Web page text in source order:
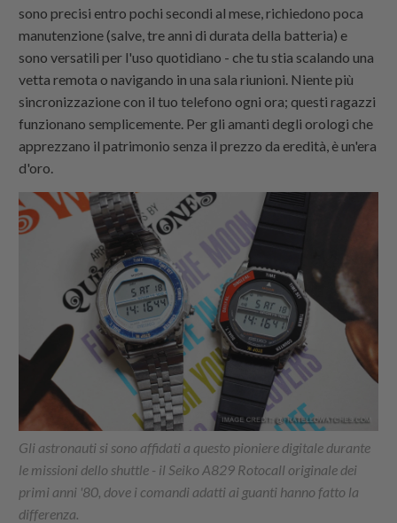
sono precisi entro pochi secondi al mese, richiedono poca
manutenzione (salve, tre anni di durata della batteria) e
sono versatili per l'uso quotidiano - che tu stia scalando una
vetta remota o navigando in una sala riunioni. Niente più
sincronizzazione con il tuo telefono ogni ora; questi ragazzi
funzionano semplicemente. Per gli amanti degli orologi che
apprezzano il patrimonio senza il prezzo da eredità, è un'era
d'oro.
Gli astronauti si sono affidati a questo pioniere digitale durante
le missioni dello shuttle - il Seiko A829 Rotocall originale dei
primi anni '80, dove i comandi adatti ai guanti hanno fatto la
differenza.